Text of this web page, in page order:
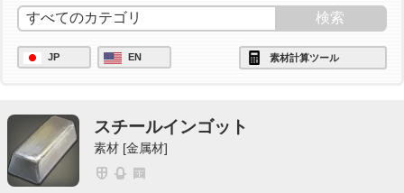
JP EN 素材計算ツール
スチールインゴット
素材 [金属材]